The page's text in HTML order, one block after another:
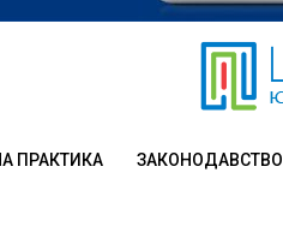
ПРАКТИКА ЗАКОНОДАВСТВО